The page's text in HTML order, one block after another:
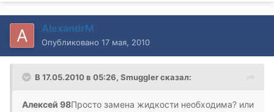
AlexandrM
Опубликовано 17 мая, 2010
В 17.05.2010 в 05:26, Smuggler сказал:
Алексей 98Просто замена жидкости необходима? или